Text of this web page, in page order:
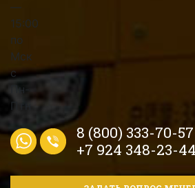
8 (800) 333-70-57
+7 924 348-23-44